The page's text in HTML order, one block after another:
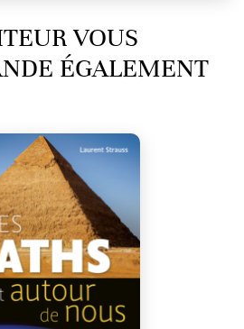
VOUS
ÉGALEMENT